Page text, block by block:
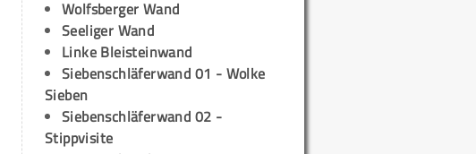
Wolfsberger Wand
Seeliger Wand
Linke Bleisteinwand
Siebenschläferwand 01 - Wolke
Sieben
Siebenschläferwand 02 -
Stippvisite